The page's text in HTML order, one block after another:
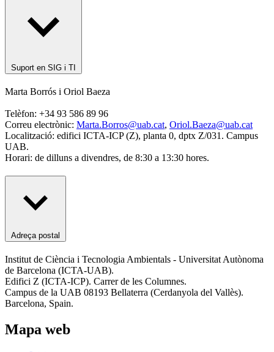
Suport en SIG i TI
Marta Borrós i Oriol Baeza
Telèfon: +34 93 586 89 96
Correu electrònic: Marta.Borros@uab.cat, Oriol.Baeza@uab.cat
Localització: edifici ICTA-ICP (Z), planta 0, dptx Z/031. Campus
UAB.
Horari: de dilluns a divendres, de 8:30 a 13:30 hores.
Adreça postal
Institut de Ciència i Tecnologia Ambientals - Universitat Autònoma
de Barcelona (ICTA-UAB).
Edifici Z (ICTA-ICP). Carrer de les Columnes.
Campus de la UAB 08193 Bellaterra (Cerdanyola del Vallès).
Barcelona, Spain.
Mapa web